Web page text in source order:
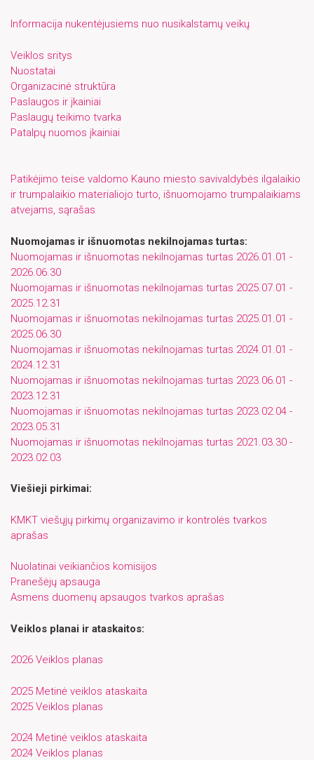
Informacija nukentėjusiems nuo nusikalstamų veikų
Veiklos sritys
Nuostatai
Organizacinė struktūra
Paslaugos ir įkainiai
Paslaugų teikimo tvarka
Patalpų nuomos įkainiai
Patikėjimo teise valdomo Kauno miesto savivaldybės ilgalaikio
ir trumpalaikio materialiojo turto, išnuomojamo trumpalaikiams
atvejams, sąrašas
Nuomojamas ir išnuomotas nekilnojamas turtas:
Nuomojamas ir išnuomotas nekilnojamas turtas 2026.01.01 -
2026.06.30
Nuomojamas ir išnuomotas nekilnojamas turtas 2025.07.01 -
2025.12.31
Nuomojamas ir išnuomotas nekilnojamas turtas 2025.01.01 -
2025.06.30
Nuomojamas ir išnuomotas nekilnojamas turtas 2024.01.01 -
2024.12.31
Nuomojamas ir išnuomotas nekilnojamas turtas 2023.06.01 -
2023.12.31
Nuomojamas ir išnuomotas nekilnojamas turtas 2023.02.04 -
2023.05.31
Nuomojamas ir išnuomotas nekilnojamas turtas 2021.03.30 -
2023.02.03
Viešieji pirkimai:
KMKT viešųjų pirkimų organizavimo ir kontrolės tvarkos
aprašas
Nuolatinai veikiančios komisijos
Pranešėjų apsauga
Asmens duomenų apsaugos tvarkos aprašas
Veiklos planai ir ataskaitos:
2026 Veiklos planas
2025 Metinė veiklos ataskaita
2025 Veiklos planas
2024 Metinė veiklos ataskaita
2024 Veiklos planas